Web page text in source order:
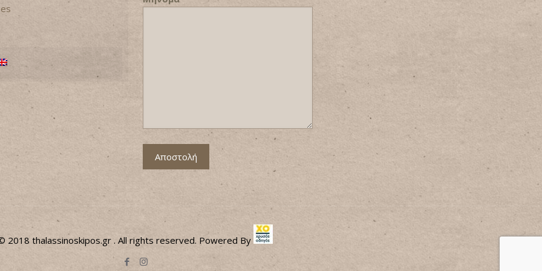
2018 thalassinoskipos.gr . All rights reserved. Powered By